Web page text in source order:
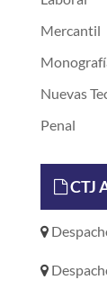
Mercantil
Nuevas
Penal
CTJ